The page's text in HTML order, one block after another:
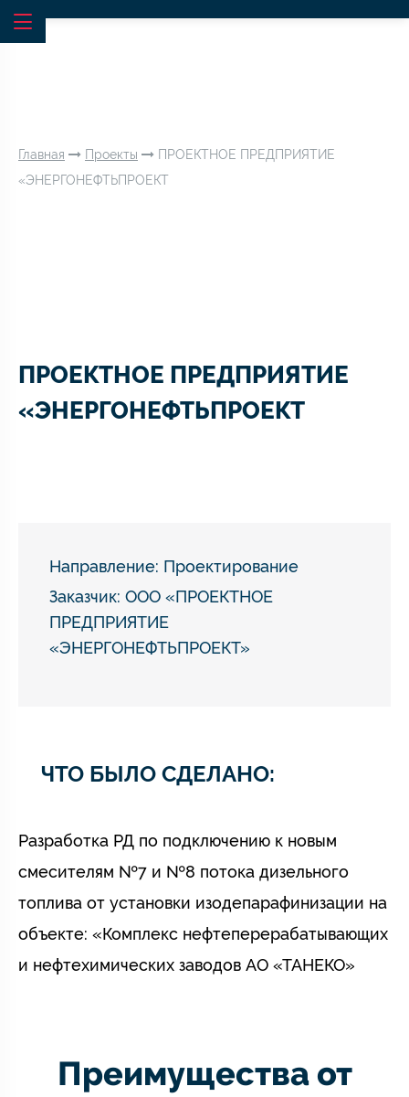
Главная Проекты
ПРОЕКТНОЕ ПРЕДПРИЯТИЕ
«ЭНЕРГОНЕФТЬПРОЕКТ
ПРОЕКТНОЕ ПРЕДПРИЯТИЕ
«ЭНЕРГОНЕФТЬПРОЕКТ
Направление: Проектирование
Заказчик: ООО «ПРОЕКТНОЕ
ПРЕДПРИЯТИЕ
«ЭНЕРГОНЕФТЬПРОЕКТ»
ЧТО БЫЛО СДЕЛАНО:
Разработка РД по подключению к новым
смесителям №7 и №8 потока дизельного
топлива от установки изодепарафинизации на
объекте: «Комплекс нефтеперерабатывающих
и нефтехимических заводов АО «ТАНЕКО»
Преимущества от